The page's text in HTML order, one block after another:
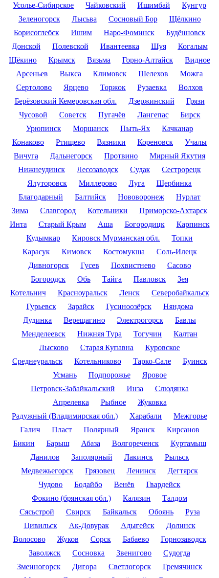
Усолье-Сибирское
Чайковский Ишимбай
Кунгур
Зеленогорск
Лысьва Сосновый Бор
Щёлкино
Борисоглебск
Ишим Наро-Фоминск
Будённовск
Донской
Полевской Ивантеевка Шуя
Когалым
Щёкино
Крымск Вязьма Горно-Алтайск
Видное
Арсеньев
Выкса Климовск Шелехов
Можга
Сертолово
Ярцево Торжок Рузаевка
Волхов
Берёзовский Кемеровская обл.
Дзержинский
Грязи
Чусовой
Советск Пугачёв Лангепас
Бирск
Урюпинск
Моршанск Пыть-Ях
Качканар
Конаково
Ртищево Вязники Кореновск
Учалы
Вичуга
Дальнегорск Протвино
Мирный Якутия
Нижнеудинск
Лесозаводск Судак
Сестрорецк
Ялуторовск
Миллерово Луга
Щербинка
Благодарный
Балтийск Нововоронеж
Нурлат
Зима
Славгород Котельники
Приморско-Ахтарск
Инта
Старый Крым Аша Богородицк
Карпинск
Кудымкар
Кировск Мурманская обл.
Топки
Карасук
Кимовск Костомукша
Соль-Илецк
Дивногорск
Гусев Похвистнево
Сасово
Богородск
Обь Тайга Павловск
Зея
Котельнич
Красноуральск Ленск
Северобайкальск
Гурьевск
Зарайск Гусиноозёрск
Няндома
Дудинка
Верещагино Электрогорск
Бавлы
Менделеевск
Нижняя Тура Тогучин
Калтан
Лысково
Старая Купавна
Куровское
Среднеуральск
Котельниково Тарко-Сале
Буинск
Усмань
Подпорожье
Яровое
Петровск-Забайкальский
Инза
Слюдянка
Апрелевка
Рыбное
Жуковка
Радужный (Владимирская обл.)
Харабали
Межгорье
Галич
Пласт Полярный Яранск
Кирсанов
Бикин
Барыш Абаза Волгореченск
Куртамыш
Данилов
Заполярный Лакинск
Рыльск
Медвежьегорск
Грязовец Ленинск
Дегтярск
Чудово
Бодайбо Венёв
Гвардейск
Фокино (брянская обл.)
Калязин
Талдом
Сясьстрой
Свирск Байкальск Обоянь
Руза
Цивильск
Ак-Довурак Адыгейск
Долинск
Волосово
Жуков Сорск Бабаево
Горнозаводск
Заволжск
Сосновка Звенигово
Судогда
Змеиногорск
Дигора Светлогорск
Гремячинск